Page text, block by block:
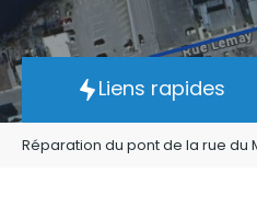
Liens rapides
Réparation du pont de la rue du